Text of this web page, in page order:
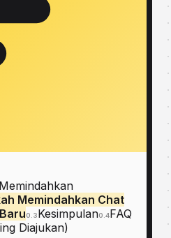
Memindahkan Chat
0.3Kesimpulan0.4FAQ
Diajukan)